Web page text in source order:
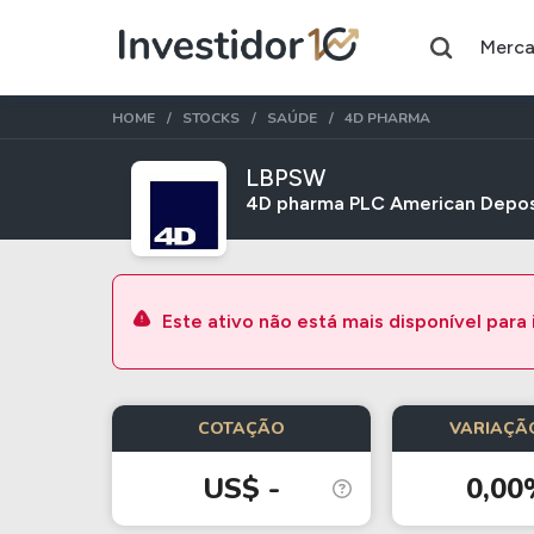
Assuntos do momento
Índice Ação
HGLG11
HOME STOCKS SAÚDE 4D PHARMA
LBPSW
4D pharma PLC American
Este ativo não está mais disponível
COTAÇÃO
US$ -